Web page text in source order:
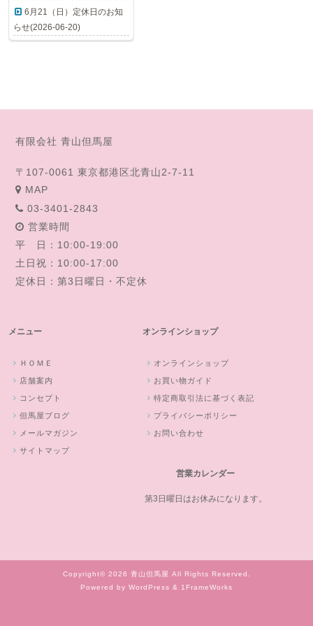
6月21（日）定休日のお知
らせ(2026-06-20)
有限会社 青山但馬屋
〒107-0061 東京都港区北青山2-7-11
MAP
03-3401-2843
営業時間
平 日：10:00-19:00
土日祝：10:00-17:00
定休日：第3日曜日・不定休
メニュー
ＨＯＭＥ
店舗案内
コンセプト
但馬屋ブログ
メールマガジン
サイトマップ
オンラインショップ
オンラインショップ
お買い物ガイド
特定商取引法に基づく表記
プライバシーポリシー
お問い合わせ
営業カレンダー
第3日曜日はお休みになります。
Copyright© 2026 青山但馬屋 All Rights Reserved.
Powered by WordPress & 1FrameWorks